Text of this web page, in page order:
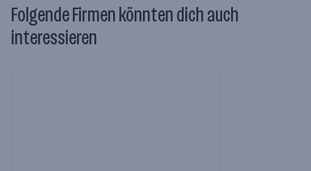
Folgende Firmen könnten dich auch
interessieren